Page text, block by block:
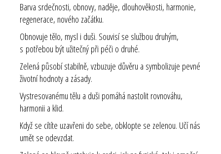
Barva srdečnosti, obnovy, naděje, dlouhověkosti, harmonie,
regenerace, nového začátku.
Obnovuje tělo, mysl i duši. Souvisí se službou druhým,
s potřebou být užitečný při péči o druhé.
Zelená působí stabilně, vzbuzuje důvěru a symbolizuje pevné
životní hodnoty a zásady.
Vystresovanému tělu a duši pomáhá nastolit rovnováhu,
harmonii a klid.
Když se cítíte uzavřeni do sebe, obklopte se zelenou. Učí nás
umět se odevzdat.